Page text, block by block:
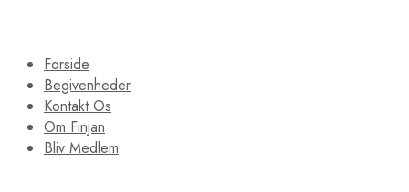
Forside
Begivenheder
Kontakt Os
Om Finjan
Bliv Medlem